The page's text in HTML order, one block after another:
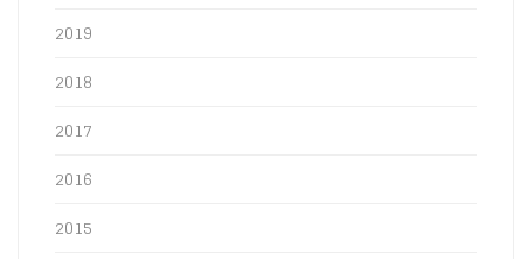
2019
2018
2017
2016
2015